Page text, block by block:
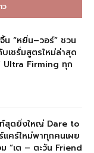
ว
น “หยิ่น–วอร์” ชวน
เซรั่มสูตรใหม่ล่าสุด
Ultra Firming ทุก
สุดยิ่งใหญ่ Dare to
คร์ใหม่พาทุกคนเผย
“เต – ตะวัน Friend